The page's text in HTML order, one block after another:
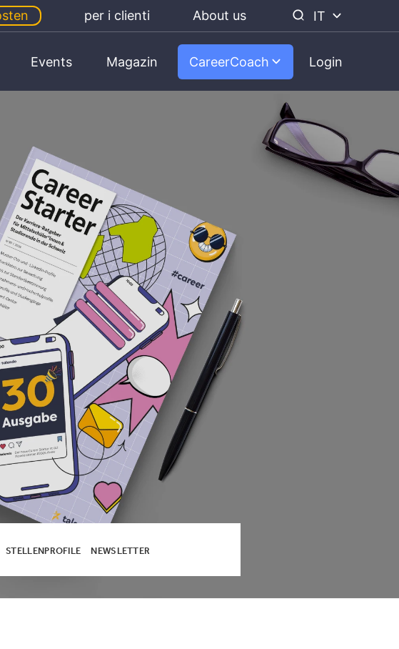
per i clienti About us IT
Events Magazin CareerCoach Login
STELLENPROFILE NEWSLETTER